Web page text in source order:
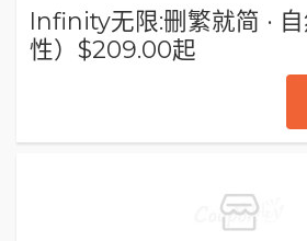
Infinity无限:删繁就简 ·
性）$209.00起